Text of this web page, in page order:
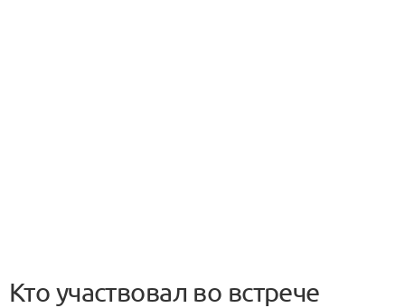
Кто участвовал во встрече